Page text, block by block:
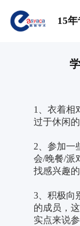
15
1、衣着相
过于休闲
2、参加一
会/晚餐/派
找感兴趣
3、积极向
的成员，
实点来说